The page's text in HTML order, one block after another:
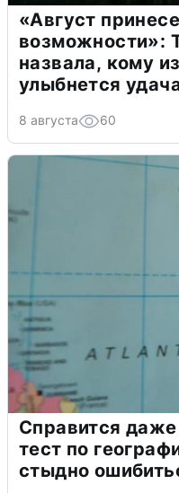
«Август
возможности»:
назвала, кому
улыбнется
8 августа 60
Справится
тест по
стыдно